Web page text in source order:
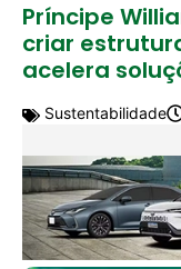
Príncipe
criar
acelera
Sustentabilidade